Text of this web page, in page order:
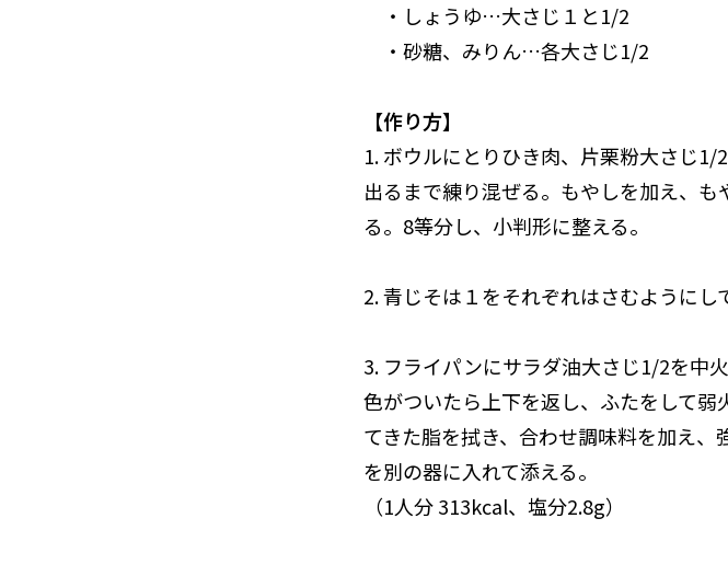
・しょうゆ…大さじ１と1/2
・砂糖、みりん…各大さじ1/2
【作り方】
1. ボウルにとりひき肉、片栗粉大さじ
出るまで練り混ぜる。もやしを加え、
る。8等分し、小判形に整える。
2. 青じそは１をそれぞれはさむようにし
3. フライパンにサラダ油大さじ1/2を中
色がついたら上下を返し、ふたをして
てきた脂を拭き、合わせ調味料を加え
を別の器に入れて添える。
（1人分 313kcal、塩分2.8g）